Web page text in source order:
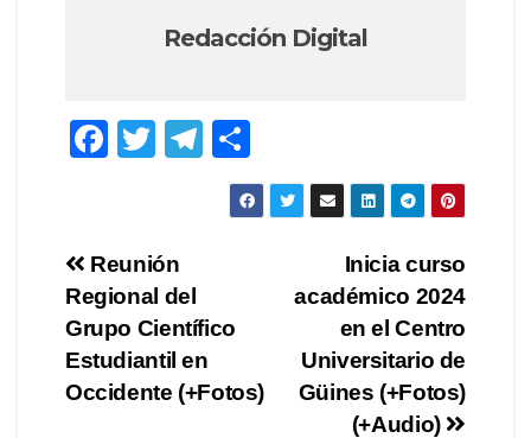
Redacción Digital
F
e
b
o
o
k
T
er
T
el
m
o
m
Navegación
de
entradas
Inicia curso
académico 2024
en el Centro
Universitario de
Güines (+Fotos)
(+Audio)
Reunión
Regional del
Grupo Científico
Estudiantil en
Occidente (+Fotos)